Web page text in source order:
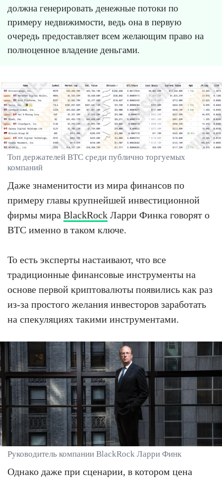
должна генерировать денежные потоки по
примеру недвижимости, ведь она в первую
очередь предоставляет всем желающим право на
полноценное владение деньгами.
Топ держателей BTC среди публично торгуемых
компаний
Даже знаменитости из мира финансов по
примеру главы крупнейшей инвестиционной
фирмы мира BlackRock Ларри Финка говорят о
BTC именно в таком ключе.
То есть эксперты настаивают, что все
традиционные финансовые инструменты на
основе первой криптовалюты появились как раз
из-за простого желания инвесторов заработать
на спекуляциях такими инструментами.
Руководитель компании BlackRock Ларри Финк
Однако даже при сценарии, в котором цена